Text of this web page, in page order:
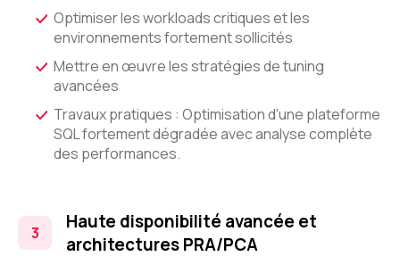
Optimiser les workloads critiques et les
environnements fortement sollicités
Mettre en œuvre les stratégies de tuning
avancées
Travaux pratiques : Optimisation d'une plateforme
SQL fortement dégradée avec analyse complète
des performances.
Haute disponibilité avancée et
architectures PRA/PCA